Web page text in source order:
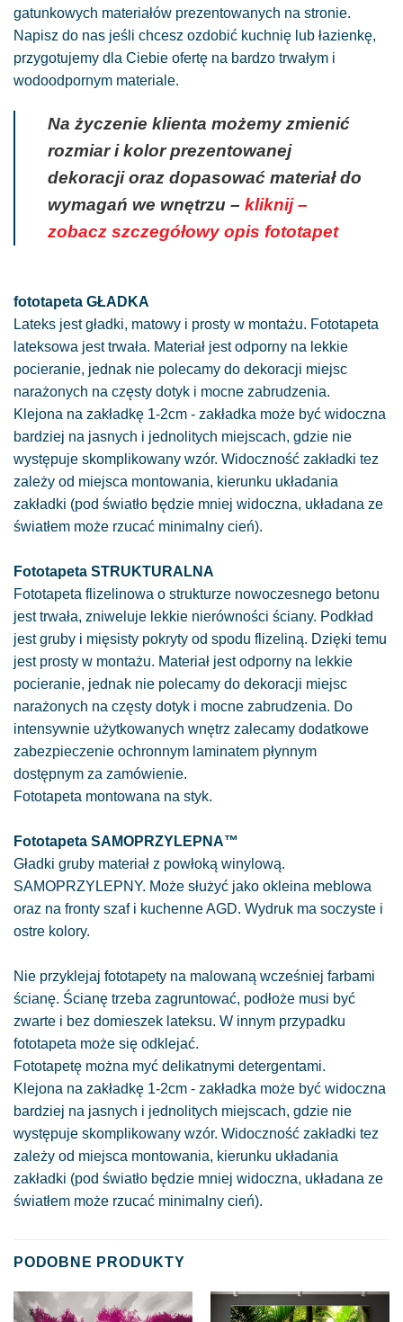
gatunkowych materiałów prezentowanych na stronie.
Napisz do nas jeśli chcesz ozdobić kuchnię lub łazienkę,
przygotujemy dla Ciebie ofertę na bardzo trwałym i
wodoodpornym materiale.
Na życzenie klienta możemy zmienić
rozmiar i kolor prezentowanej
dekoracji oraz dopasować materiał do
wymagań we wnętrzu – kliknij –
zobacz szczegółowy opis fototapet
fototapeta GŁADKA
Lateks jest gładki, matowy i prosty w montażu. Fototapeta
lateksowa jest trwała. Materiał jest odporny na lekkie
pocieranie, jednak nie polecamy do dekoracji miejsc
narażonych na częsty dotyk i mocne zabrudzenia.
Klejona na zakładkę 1-2cm - zakładka może być widoczna
bardziej na jasnych i jednolitych miejscach, gdzie nie
występuje skomplikowany wzór. Widoczność zakładki tez
zależy od miejsca montowania, kierunku układania
zakładki (pod światło będzie mniej widoczna, układana ze
światłem może rzucać minimalny cień).
Fototapeta STRUKTURALNA
Fototapeta flizelinowa o strukturze nowoczesnego betonu
jest trwała, zniweluje lekkie nierówności ściany. Podkład
jest gruby i mięsisty pokryty od spodu flizeliną. Dzięki temu
jest prosty w montażu. Materiał jest odporny na lekkie
pocieranie, jednak nie polecamy do dekoracji miejsc
narażonych na częsty dotyk i mocne zabrudzenia. Do
intensywnie użytkowanych wnętrz zalecamy dodatkowe
zabezpieczenie ochronnym laminatem płynnym
dostępnym za zamówienie.
Fototapeta montowana na styk.
Fototapeta SAMOPRZYLEPNA™
Gładki gruby materiał z powłoką winylową.
SAMOPRZYLEPNY. Może służyć jako okleina meblowa
oraz na fronty szaf i kuchenne AGD. Wydruk ma soczyste i
ostre kolory.
Nie przyklejaj fototapety na malowaną wcześniej farbami
ścianę. Ścianę trzeba zagruntować, podłoże musi być
zwarte i bez domieszek lateksu. W innym przypadku
fototapeta może się odklejać.
Fototapetę można myć delikatnymi detergentami.
Klejona na zakładkę 1-2cm - zakładka może być widoczna
bardziej na jasnych i jednolitych miejscach, gdzie nie
występuje skomplikowany wzór. Widoczność zakładki tez
zależy od miejsca montowania, kierunku układania
zakładki (pod światło będzie mniej widoczna, układana ze
światłem może rzucać minimalny cień).
PODOBNE PRODUKTY